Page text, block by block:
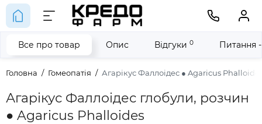
Головна Гомеопатія Агарікус Фаллоідес ● Agaricus
Агарікус Фаллоідес глобули, розчин
● Agaricus Phalloides
Все про товар Опис Відгуки 0 Питання